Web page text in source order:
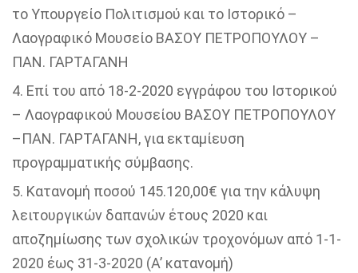
το Υπουργείο Πολιτισμού και το Ιστορικό –
Λαογραφικό Μουσείο ΒΑΣΟΥ ΠΕΤΡΟΠΟΥΛΟΥ –
ΠΑΝ. ΓΑΡΤΑΓΑΝΗ
Επί του από 18-2-2020 εγγράφου του Ιστορικού
– Λαογραφικού Μουσείου ΒΑΣΟΥ ΠΕΤΡΟΠΟΥΛΟΥ
–ΠΑΝ. ΓΑΡΤΑΓΑΝΗ, για εκταμίευση
προγραμματικής σύμβασης.
Κατανομή ποσού 145.120,00€ για την κάλυψη
λειτουργικών δαπανών έτους 2020 και
αποζημίωσης των σχολικών τροχονόμων από 1-1-
2020 έως 31-3-2020 (Α’ κατανομή)